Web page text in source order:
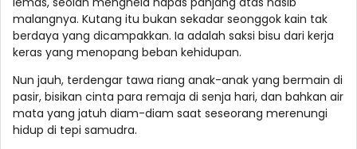
malangnya. Kutang itu bukan sekadar seonggok kain tak
berdaya yang dicampakkan. Ia adalah saksi bisu dari kerja
keras yang menopang beban kehidupan.
Nun jauh, terdengar tawa riang anak-anak yang bermain di
pasir, bisikan cinta para remaja di senja hari, dan bahkan air
mata yang jatuh diam-diam saat seseorang merenungi
hidup di tepi samudra.